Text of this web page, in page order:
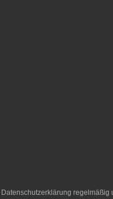
Datenschutzerklärung regelmäßig